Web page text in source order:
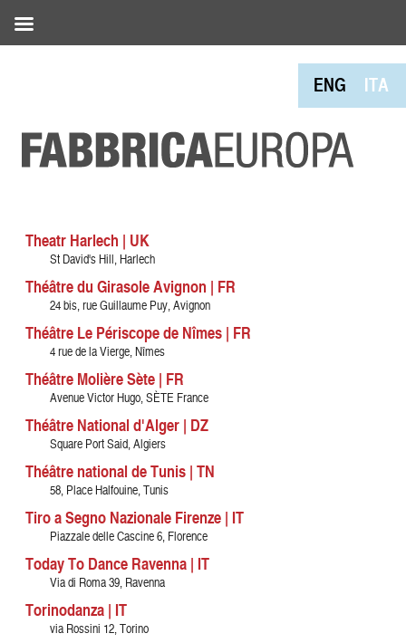
ENG ITA
Theatr Harlech | UK
St David's Hill, Harlech
Théâtre du Girasole Avignon | FR
24 bis, rue Guillaume Puy, Avignon
Théâtre Le Périscope de Nîmes | FR
4 rue de la Vierge, Nîmes
Théâtre Molière Sète | FR
Avenue Victor Hugo, SÈTE France
Théâtre National d'Alger | DZ
Square Port Said, Algiers
Théâtre national de Tunis | TN
58, Place Halfouine, Tunis
Tiro a Segno Nazionale Firenze | IT
Piazzale delle Cascine 6, Florence
Today To Dance Ravenna | IT
Via di Roma 39, Ravenna
Torinodanza | IT
via Rossini 12, Torino